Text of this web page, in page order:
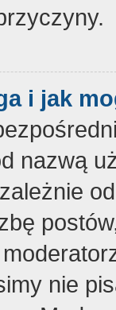
i jak
nazwą
nie